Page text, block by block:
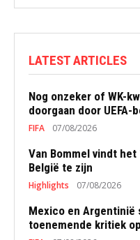
LATEST ARTICLES
Nog onzeker of WK-
doorgaan door UEFA-
FIFA 07/08/2026
Van Bommel vindt het
België te zijn
Highlights 07/08/2026
Mexico en
toenemende kritiek